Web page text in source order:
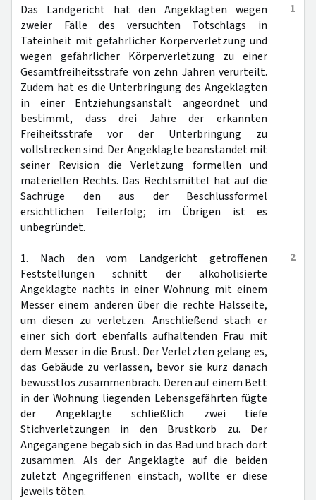
1
Das Landgericht hat den Angeklagten wegen
zweier Fälle des versuchten Totschlags in
Tateinheit mit gefährlicher Körperverletzung und
wegen gefährlicher Körperverletzung zu einer
Gesamtfreiheitsstrafe von zehn Jahren verurteilt.
Zudem hat es die Unterbringung des Angeklagten
in einer Entziehungsanstalt angeordnet und
bestimmt, dass drei Jahre der erkannten
Freiheitsstrafe vor der Unterbringung zu
vollstrecken sind. Der Angeklagte beanstandet mit
seiner Revision die Verletzung formellen und
materiellen Rechts. Das Rechtsmittel hat auf die
Sachrüge den aus der Beschlussformel
ersichtlichen Teilerfolg; im Übrigen ist es
unbegründet.
2
1. Nach den vom Landgericht getroffenen
Feststellungen schnitt der alkoholisierte
Angeklagte nachts in einer Wohnung mit einem
Messer einem anderen über die rechte Halsseite,
um diesen zu verletzen. Anschließend stach er
einer sich dort ebenfalls aufhaltenden Frau mit
dem Messer in die Brust. Der Verletzten gelang es,
das Gebäude zu verlassen, bevor sie kurz danach
bewusstlos zusammenbrach. Deren auf einem Bett
in der Wohnung liegenden Lebensgefährten fügte
der Angeklagte schließlich zwei tiefe
Stichverletzungen in den Brustkorb zu. Der
Angegangene begab sich in das Bad und brach dort
zusammen. Als der Angeklagte auf die beiden
zuletzt Angegriffenen einstach, wollte er diese
jeweils töten.